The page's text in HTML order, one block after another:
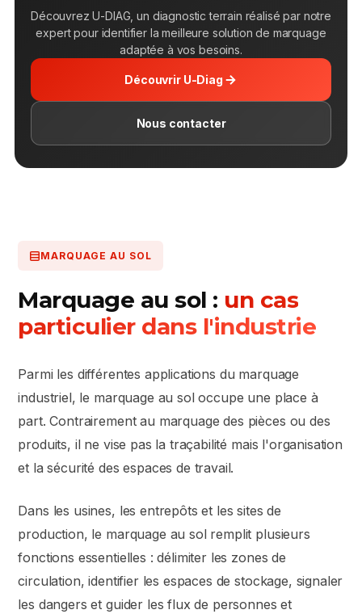
Découvrez U-DIAG, un diagnostic terrain réalisé par notre
expert pour identifier la meilleure solution de marquage
adaptée à vos besoins.
Découvrir U-Diag
Nous contacter
MARQUAGE AU SOL
Marquage au sol : un cas
particulier dans l'industrie
Parmi les différentes applications du marquage
industriel, le marquage au sol occupe une place à
part. Contrairement au marquage des pièces ou des
produits, il ne vise pas la traçabilité mais l'organisation
et la sécurité des espaces de travail.
Dans les usines, les entrepôts et les sites de
production, le marquage au sol remplit plusieurs
fonctions essentielles : délimiter les zones de
circulation, identifier les espaces de stockage, signaler
les dangers et guider les flux de personnes et